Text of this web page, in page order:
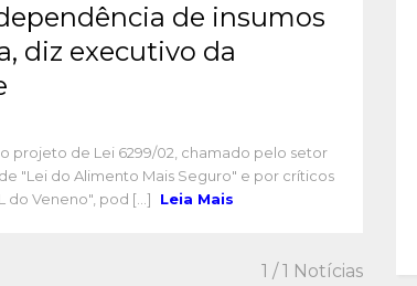
de insumos
diz executivo da
projeto de Lei 6299/02, chamado pelo setor
"Lei do Alimento Mais Seguro" e por críticos
do Veneno", pod [...]
Leia Mais
1 / 1 Notícias